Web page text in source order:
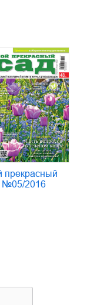
прекрасный
№05/2016